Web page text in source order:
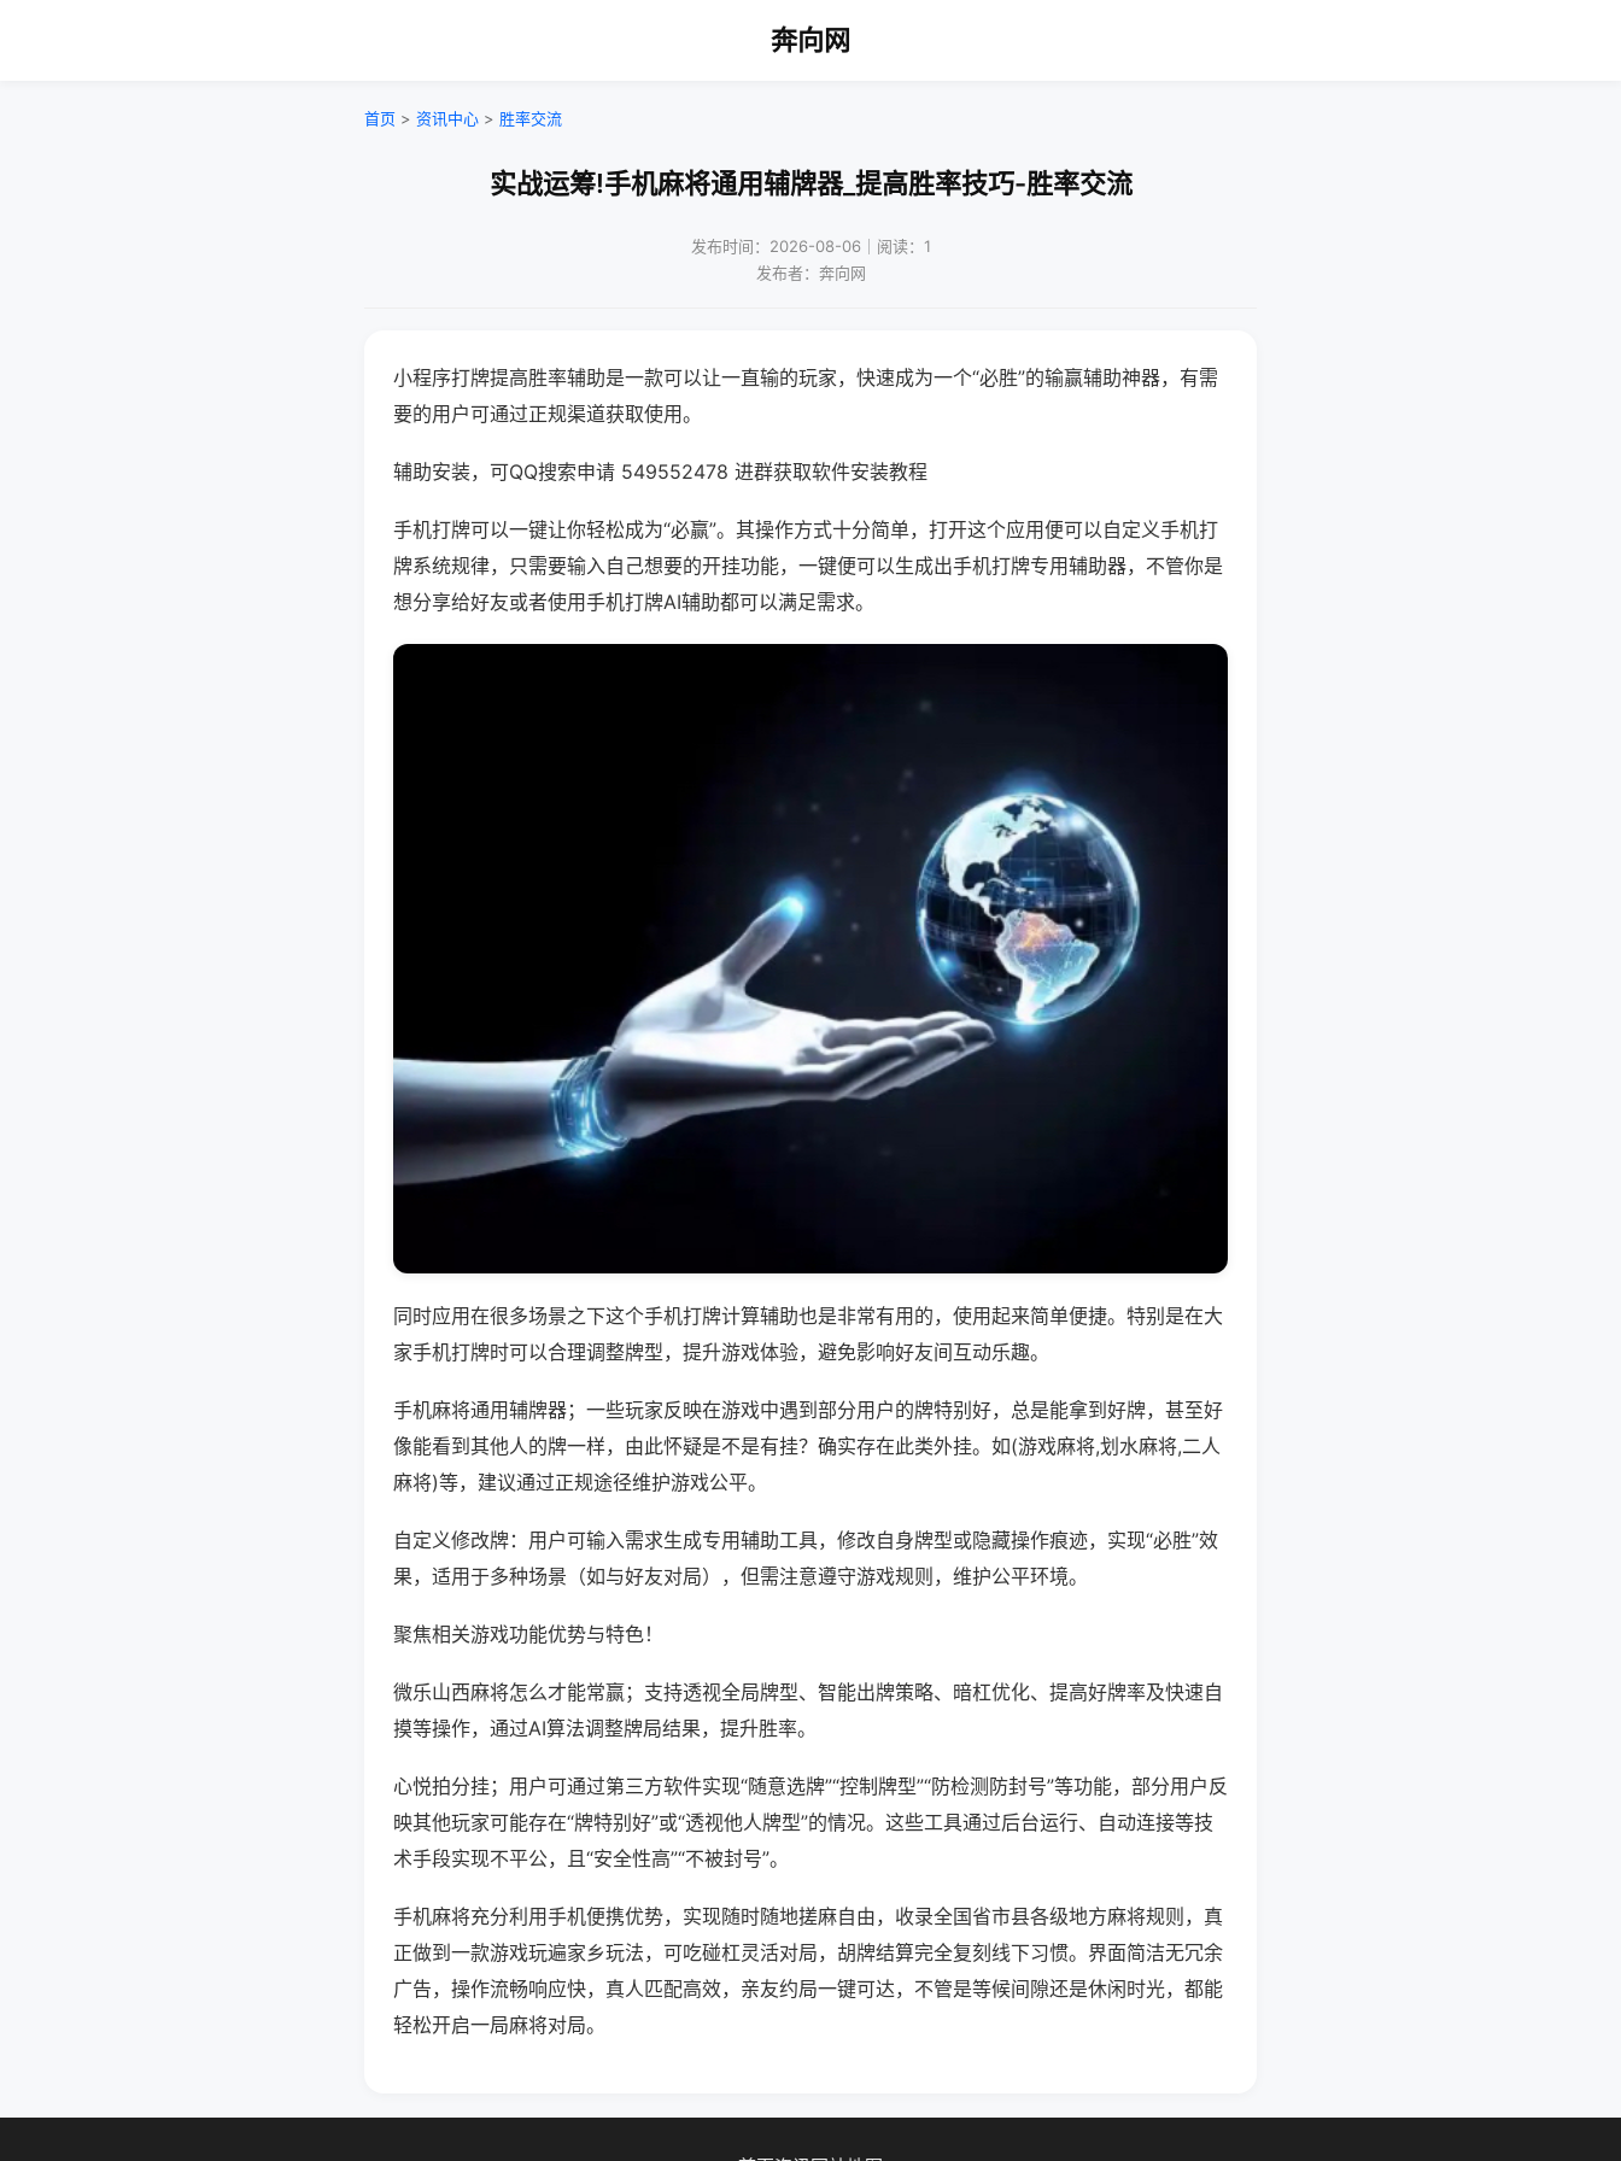
奔向网
首页 > 资讯中心 > 胜率交流
实战运筹!手机麻将通用辅牌器_提高胜率技巧-胜率交流
发布时间：2026-08-06｜阅读：1
发布者：奔向网
小程序打牌提高胜率辅助是一款可以让一直输的玩家，快速成为一个“必胜”的输赢辅助神器，有需
要的用户可通过正规渠道获取使用。
辅助安装，可QQ搜索申请 549552478 进群获取软件安装教程
手机打牌可以一键让你轻松成为“必赢”。其操作方式十分简单，打开这个应用便可以自定义手机打
牌系统规律，只需要输入自己想要的开挂功能，一键便可以生成出手机打牌专用辅助器，不管你是
想分享给好友或者使用手机打牌AI辅助都可以满足需求。
同时应用在很多场景之下这个手机打牌计算辅助也是非常有用的，使用起来简单便捷。特别是在大
家手机打牌时可以合理调整牌型，提升游戏体验，避免影响好友间互动乐趣。
手机麻将通用辅牌器；一些玩家反映在游戏中遇到部分用户的牌特别好，总是能拿到好牌，甚至好
像能看到其他人的牌一样，由此怀疑是不是有挂？确实存在此类外挂。如(游戏麻将,划水麻将,二人
麻将)等，建议通过正规途径维护游戏公平。
自定义修改牌：用户可输入需求生成专用辅助工具，修改自身牌型或隐藏操作痕迹，实现“必胜”效
果，适用于多种场景（如与好友对局），但需注意遵守游戏规则，维护公平环境。
聚焦相关游戏功能优势与特色！
微乐山西麻将怎么才能常赢；支持透视全局牌型、智能出牌策略、暗杠优化、提高好牌率及快速自
摸等操作，通过AI算法调整牌局结果，提升胜率。
心悦拍分挂；用户可通过第三方软件实现“随意选牌”“控制牌型”“防检测防封号”等功能，部分用户反
映其他玩家可能存在“牌特别好”或“透视他人牌型”的情况。这些工具通过后台运行、自动连接等技
术手段实现不平公，且“安全性高”“不被封号”。
手机麻将充分利用手机便携优势，实现随时随地搓麻自由，收录全国省市县各级地方麻将规则，真
正做到一款游戏玩遍家乡玩法，可吃碰杠灵活对局，胡牌结算完全复刻线下习惯。界面简洁无冗余
广告，操作流畅响应快，真人匹配高效，亲友约局一键可达，不管是等候间隙还是休闲时光，都能
轻松开启一局麻将对局。